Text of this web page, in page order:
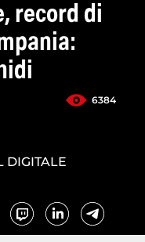
record di
6384
DIGITALE